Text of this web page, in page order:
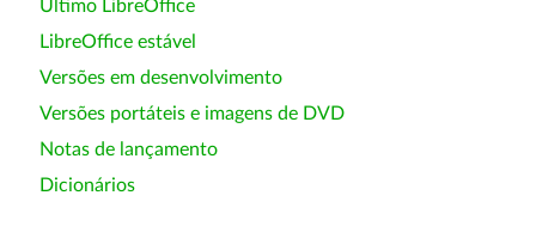
Último LibreOffice
LibreOffice estável
Versões em desenvolvimento
Versões portáteis e imagens de DVD
Notas de lançamento
Dicionários